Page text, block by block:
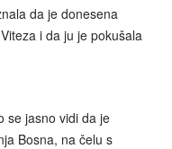
da je donesena
i da ju je pokušala
se jasno vidi da je
Bosna, na čelu s